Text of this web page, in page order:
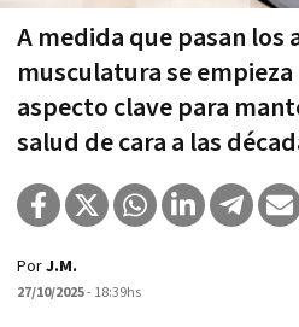
A medida que pasan los
musculatura se
aspecto clave para
salud de cara a las
PorJ.M.
27/10/2025- 18:39hs